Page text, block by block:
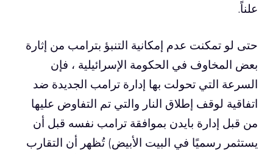
علناً.
حتى لو تمكنت عدم إمكانية التنبؤ بترامب من إثارة
بعض المخاوف في الحكومة الإسرائيلية ، فإن
السرعة التي تحولت بها إدارة ترامب الجديدة ضد
اتفاقية لوقف إطلاق النار والتي تم التفاوض عليها
من قبل إدارة بايدن بموافقة ترامب نفسه قبل أن
يستثمر رسميًا في البيت الأبيض) تُظهر أن التقارب